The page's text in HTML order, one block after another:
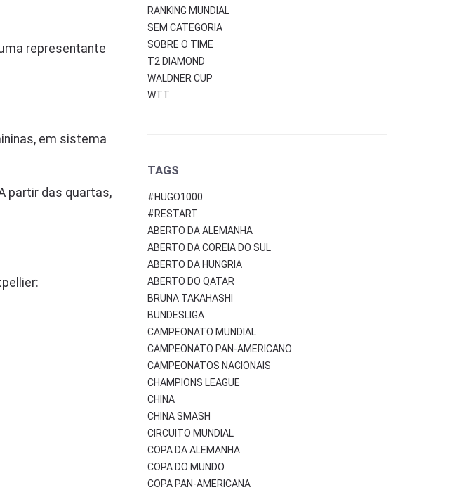
representante
em sistema
partir das quartas,
RANKING MUNDIAL
SEM CATEGORIA
SOBRE O TIME
T2 DIAMOND
WALDNER CUP
WTT
TAGS
#HUGO1000
#RESTART
ABERTO DA ALEMANHA
ABERTO DA COREIA DO SUL
ABERTO DA HUNGRIA
ABERTO DO QATAR
BRUNA TAKAHASHI
BUNDESLIGA
CAMPEONATO MUNDIAL
CAMPEONATO PAN-AMERICANO
CAMPEONATOS NACIONAIS
CHAMPIONS LEAGUE
CHINA
CHINA SMASH
CIRCUITO MUNDIAL
COPA DA ALEMANHA
COPA DO MUNDO
COPA PAN-AMERICANA